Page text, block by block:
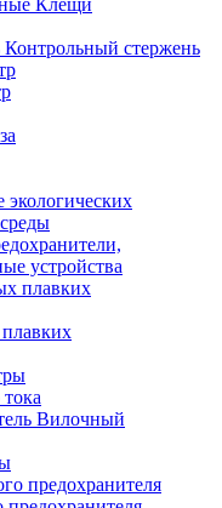
Клещи
Контрольный стержень
экологических
устройства
Вилочный